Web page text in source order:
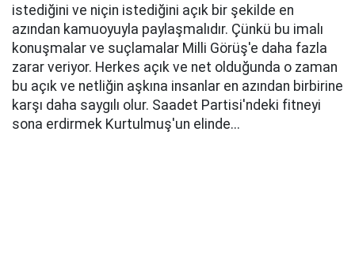
istediğini ve niçin istediğini açık bir şekilde en
azından kamuoyuyla paylaşmalıdır. Çünkü bu imalı
konuşmalar ve suçlamalar Milli Görüş'e daha fazla
zarar veriyor. Herkes açık ve net olduğunda o zaman
bu açık ve netliğin aşkına insanlar en azından birbirine
karşı daha saygılı olur. Saadet Partisi'ndeki fitneyi
sona erdirmek Kurtulmuş'un elinde...